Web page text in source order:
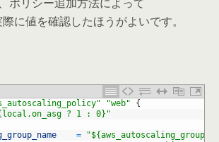
に値を確認したほうがよいです。
"web"
{
? 1 : 0}"
=